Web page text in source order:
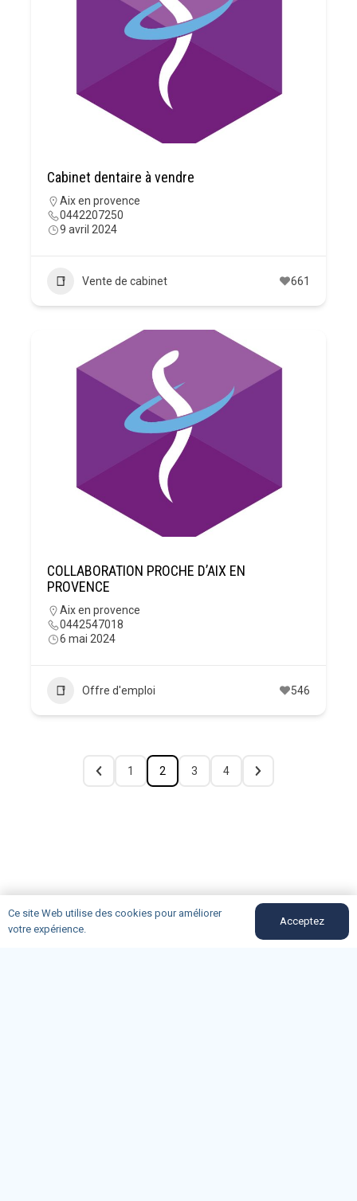
Cabinet dentaire à vendre
Aix en provence
0442207250
9 avril 2024
Vente de cabinet 661
COLLABORATION PROCHE D’AIX EN
PROVENCE
Aix en provence
0442547018
6 mai 2024
Offre d'emploi 546
1 2 3 4
Ce site Web utilise des cookies pour améliorer
votre expérience.
Acceptez